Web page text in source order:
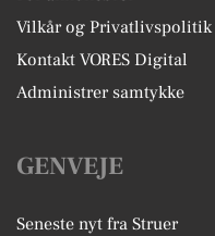
Vilkår og Privatlivspolitik
Kontakt VORES Digital
Administrer samtykke
GENVEJE
Seneste nyt fra Struer